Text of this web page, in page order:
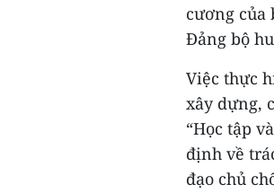
cương của
Đảng bộ
Việc thực
xây dựng,
“Học tập
định về
đạo chủ